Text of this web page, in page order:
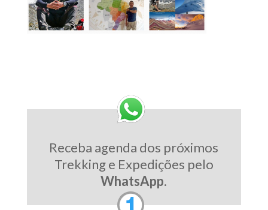
Receba agenda dos próximos
Trekking e Expedições pelo
WhatsApp.